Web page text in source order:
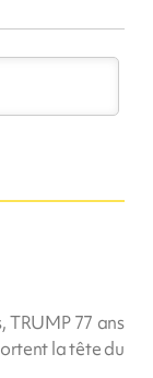
TRUMP 77 ans
la tête du